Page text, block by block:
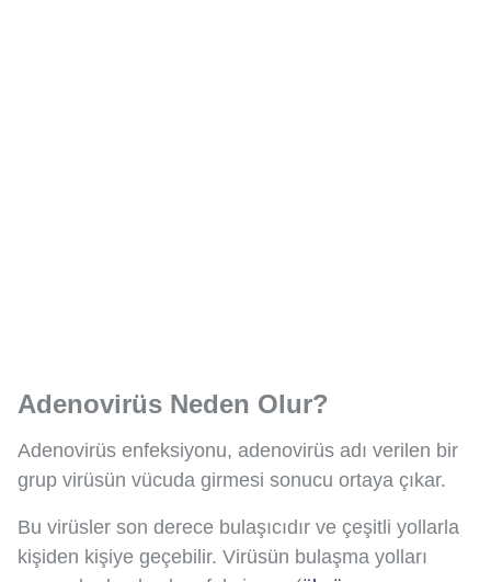
Adenovirüs Neden Olur?
Adenovirüs enfeksiyonu, adenovirüs adı verilen bir
grup virüsün vücuda girmesi sonucu ortaya çıkar.
Bu virüsler son derece bulaşıcıdır ve çeşitli yollarla
kişiden kişiye geçebilir. Virüsün bulaşma yolları